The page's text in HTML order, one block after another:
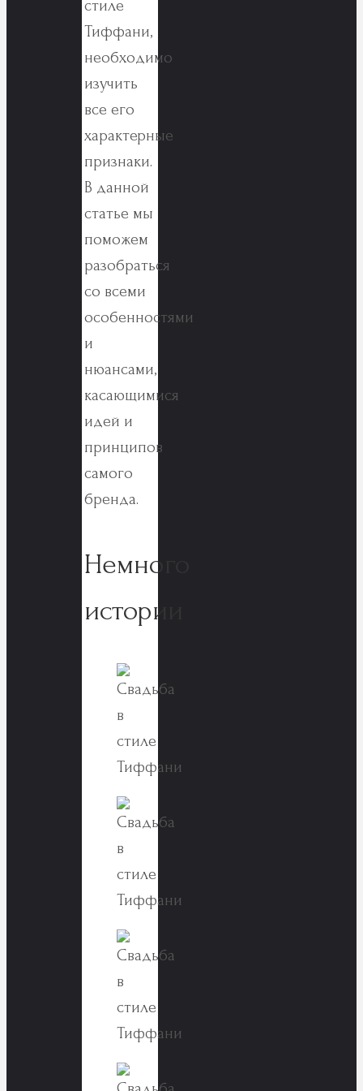
стиле
Тиффани,
необходимо
изучить
все его
характерные
признаки.
В данной
статье мы
поможем
разобраться
со всеми
особенностями
и
нюансами,
касающимися
идей и
принципов
самого
бренда.
Немного
истории